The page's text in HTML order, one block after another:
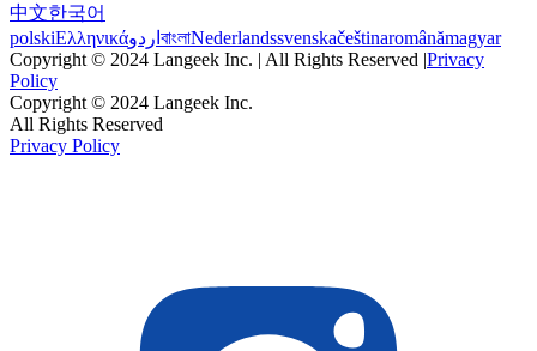
中文한국어
polskiΕλληνικάاردو বাংলাNederlandssvenskačeštinaromânămagyar
Copyright © 2024 Langeek Inc. | All Rights Reserved |Privacy
Policy
Copyright © 2024 Langeek Inc.
All Rights Reserved
Privacy Policy